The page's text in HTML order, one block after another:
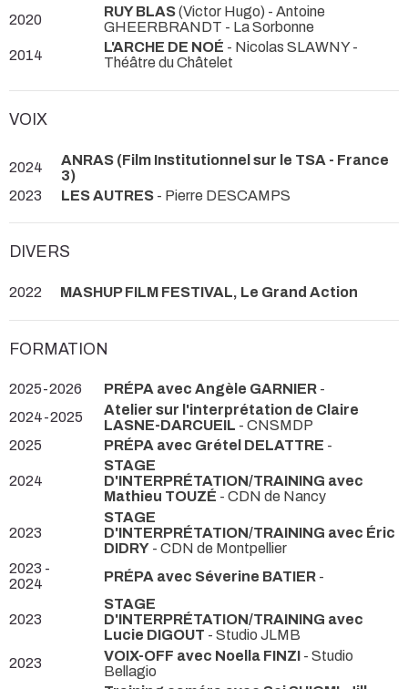
2020
RUY BLAS(Victor Hugo) - Antoine
GHEERBRANDT - La Sorbonne
2014
L'ARCHE DE NOÉ - Nicolas SLAWNY-
Théâtre du Châtelet
VOIX
2024
ANRAS (Film Institutionnel sur le TSA - France
3)
2023
LES AUTRES - Pierre DESCAMPS
DIVERS
2022 MASHUP FILM FESTIVAL, Le Grand Action
FORMATION
2025-2026 PRÉPA avec Angèle GARNIER -
2024-2025
Atelier sur l'interprétation de Claire
LASNE-DARCUEIL - CNSMDP
2025
PRÉPA avec Grétel DELATTRE -
2024
STAGE
D'INTERPRÉTATION/TRAINING avec
Mathieu TOUZÉ - CDN de Nancy
2023
STAGE
D'INTERPRÉTATION/TRAINING avec Éric
DIDRY - CDN de Montpellier
2023 -
2024
PRÉPA avec Séverine BATIER -
2023
STAGE
D'INTERPRÉTATION/TRAINING avec
Lucie DIGOUT - Studio JLMB
2023
VOIX-OFF avec Noella FINZI - Studio
Bellagio